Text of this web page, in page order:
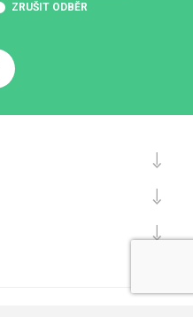
ZRUŠIT ODBĚR